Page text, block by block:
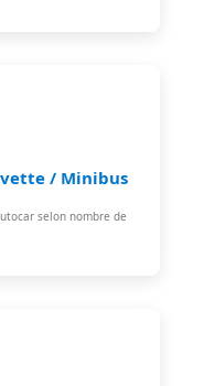
/ Minibus
selon nombre de